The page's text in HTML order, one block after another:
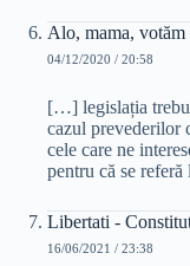
Alo, mama, votăm
04/12/2020 / 20:58
[…] legislația
cazul prevederilor
cele care ne
pentru că se
Libertati -
16/06/2021 / 23:38